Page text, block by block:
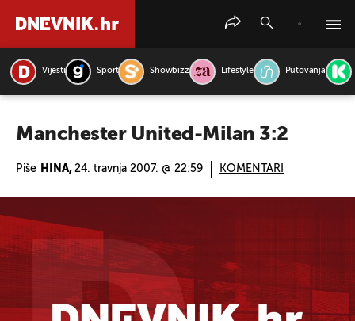
Vijesti Sport Showbizz Lifestyle Putovanja
Manchester United-Milan 3:2
Piše HINA, 24. travnja 2007. @ 22:59 KOMENTARI
PRETRAŽITE VIJESTI